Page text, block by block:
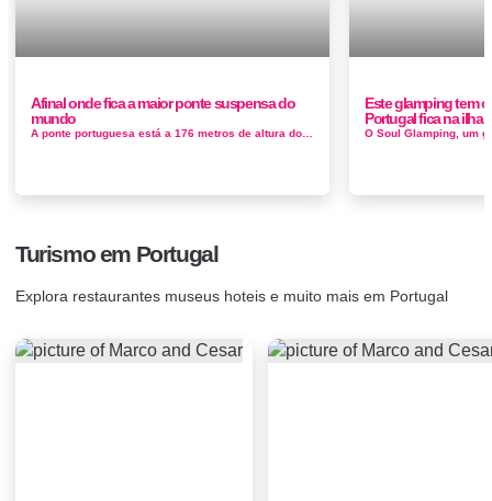
Afinal onde fica a maior ponte suspensa do
mundo
Este glamping tem
Portugal fica na ilha
Turismo em Portugal
Explora restaurantes museus hoteis e muito mais em Portugal